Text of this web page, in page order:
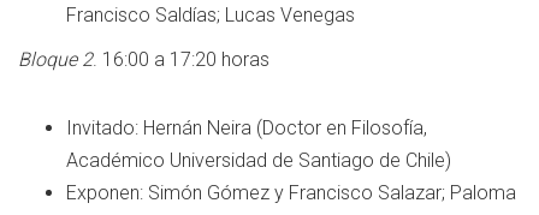
Francisco Saldías; Lucas Venegas
Bloque 2. 16:00 a 17:20 horas
Invitado: Hernán Neira (Doctor en Filosofía,
Académico Universidad de Santiago de Chile)
Exponen: Simón Gómez y Francisco Salazar; Paloma